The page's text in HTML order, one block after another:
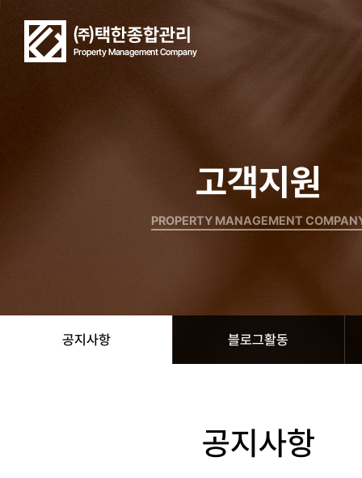
고객지원
PROPERTY MANAGEMENT
공지사항 블로그활동
공지사항